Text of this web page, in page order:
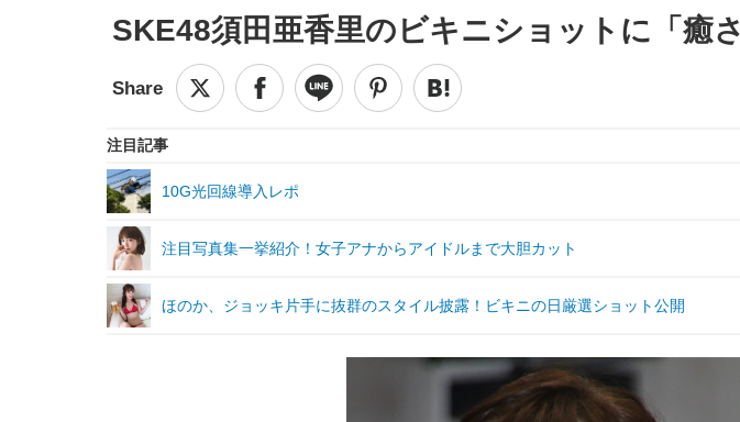
SKE48須田亜香里のビキニショットに「癒
注目記事
10G光回線導入レポ
注目写真集一挙紹介！女子アナからアイドルまで大胆カット
ほのか、ジョッキ片手に抜群のスタイル披露！ビキニの日厳選ショット公開